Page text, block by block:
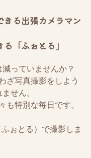
る出張カメラマン
「ふぉとる」
っていませんか？
ざ写真撮影をしよう
せん。
も特別な毎日です。
ぉとる）で撮影しま